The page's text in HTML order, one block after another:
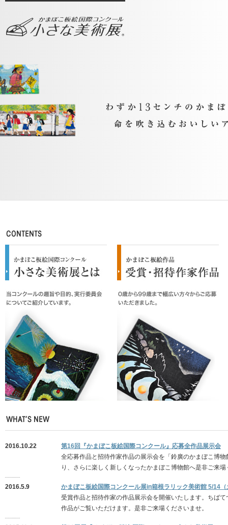
2016.10.22
第16回『かまぼこ板絵国際コンクール』応募全作品展示会
全応募作品と招待作家作品の展示会を「鈴廣のかまぼこ博
り、さらに楽しく新しくなったかまぼこ博物館へ是非ご来
2016.5.9
かまぼこ板絵国際コンクール展in箱根ラリック美術館 5/14
受賞作品と招待作家の作品展示会を開催いたします。ちば
作品がご覧いただけます。是非ご来場くださいませ。